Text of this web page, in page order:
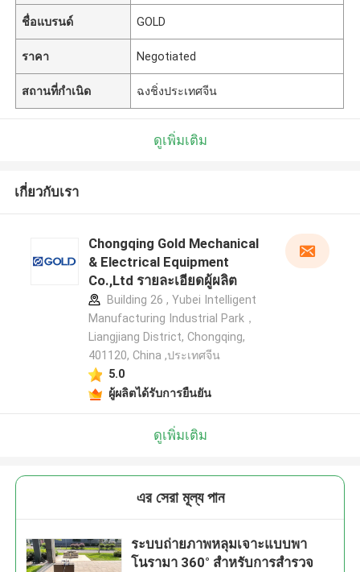
ชื่อแบรนด์ GOLD
ราคา Negotiated
สถานที่กำเนิด ฉงชิ่งประเทศจีน
ดูเพิ่มเติม
เกี่ยวกับเรา
Chongqing Gold Mechanical
& Electrical Equipment
Co.,Ltd รายละเอียดผู้ผลิต
Building 26 , Yubei Intelligent
Manufacturing Industrial Park，
Liangjiang District, Chongqing,
401120, China ,ประเทศจีน
5.0
ผู้ผลิตได้รับการยืนยัน
ดูเพิ่มเติม
এর সেরা মূল্য পান
ระบบถ่ายภาพหลุมเจาะแบบพา
โนรามา 360° สำหรับการสำรวจ